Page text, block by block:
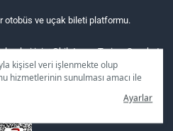
kişisel veri işlenmekte olup
hizmetlerinin sunulması amacı ile
size özel
seçeneğineAyarlar
otobüs ve uçak bileti platformu.
için: Obilet.com Turizm Seyahat
Seyahat Acentası (TÜRSAB Belge